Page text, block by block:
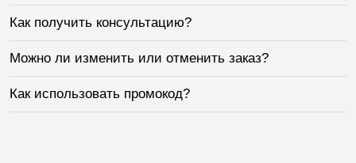
Как получить консультацию?
Можно ли изменить или отменить заказ?
Как использовать промокод?